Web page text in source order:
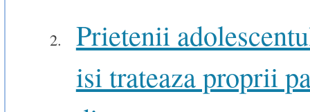
Prietenii
isi trateaza proprii